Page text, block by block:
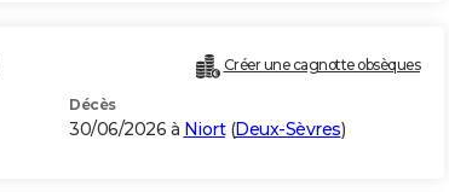
Créer une cagnotte obsèques
Décès
30/06/2026 à Niort(Deux-Sèvres)